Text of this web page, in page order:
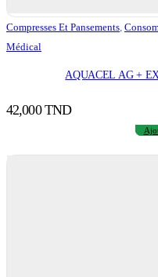
Compresses Et Pansements
Médical
AQUACEL AG +
42,000TND